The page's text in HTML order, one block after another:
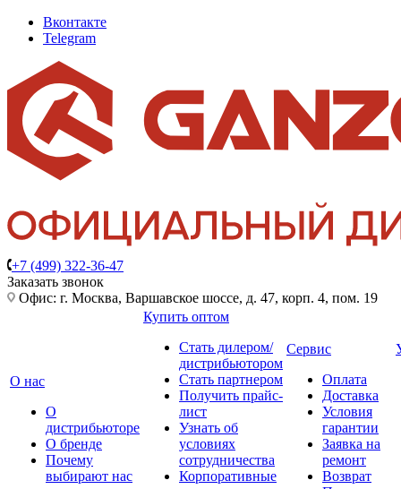
Вконтакте
Telegram
+7 (499) 322-36-47
Заказать звонок
Офис: г. Москва, Варшавское шоссе, д. 47, корп. 4, пом. 19
О нас
О
дистрибьюторе
О бренде
Почему
выбирают нас
Купить оптом
Стать дилером/
дистрибьютором
Стать партнером
Получить прайс-
лист
Узнать об
условиях
сотрудничества
Корпоративные
Сервис
Оплата
Доставка
Условия
гарантии
Заявка на
ремонт
Возврат